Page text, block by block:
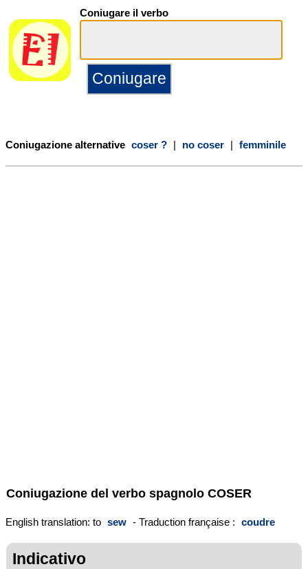
Coniugare il verbo
Coniugazione alternative coser ? | no coser | femminile
Coniugazione del verbo spagnolo COSER
English translation: to sew - Traduction française : coudre
Indicativo